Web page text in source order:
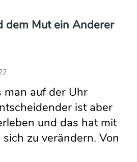
dem Mut ein Anderer
man auf der Uhr
ist aber
und das hat mit
zu verändern. Von